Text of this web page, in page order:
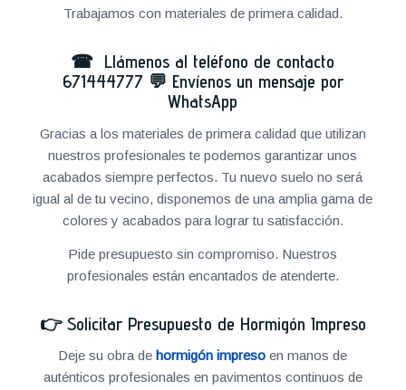
Trabajamos con materiales de primera calidad.
☎ Llámenos al teléfono de contacto
671444777 💬 Envíenos un mensaje por
WhatsApp
Gracias a los materiales de primera calidad que utilizan
nuestros profesionales te podemos garantizar unos
acabados siempre perfectos. Tu nuevo suelo no será
igual al de tu vecino, disponemos de una amplia gama de
colores y acabados para lograr tu satisfacción.
Pide presupuesto sin compromiso. Nuestros
profesionales están encantados de atenderte.
👉 Solicitar Presupuesto de Hormigón Impreso
Deje su obra dehormigón impreso en manos de
auténticos profesionales en pavimentos continuos de